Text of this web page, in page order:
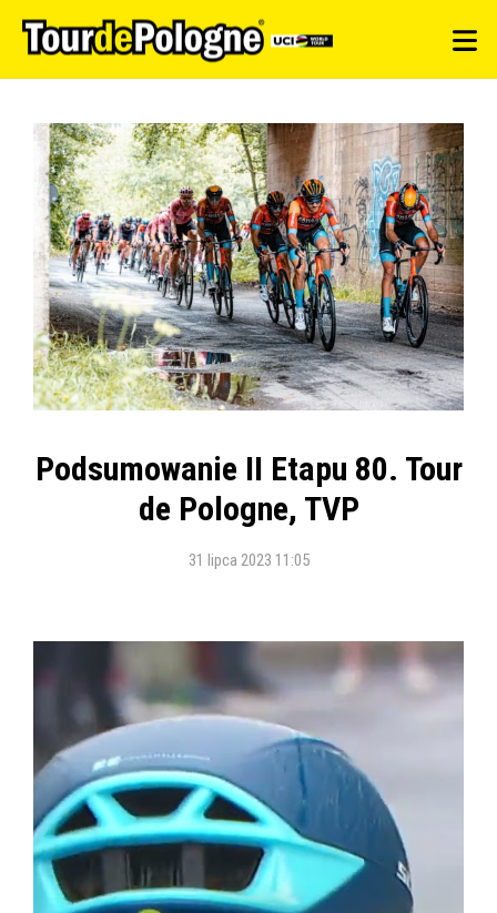
Podsumowanie II Etapu 80. Tour
de Pologne, TVP
31 lipca 2023 11:05